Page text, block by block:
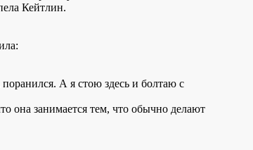
Кейтлин.
А я стою здесь и болтаю с
она занимается тем, что обычно делают